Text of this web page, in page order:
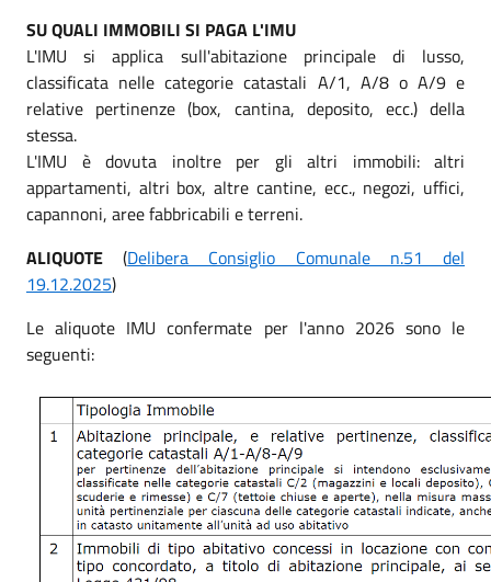
SU QUALI IMMOBILI SI PAGA L'IMU
L'IMU si applica sull'abitazione principale di lusso,
classificata nelle categorie catastali A/1, A/8 o A/9 e
relative pertinenze (box, cantina, deposito, ecc.) della
stessa.
L'IMU è dovuta inoltre per gli altri immobili: altri
appartamenti, altri box, altre cantine, ecc., negozi, uffici,
capannoni, aree fabbricabili e terreni.
ALIQUOTE(Delibera Consiglio Comunale n.51 del
19.12.2025)
Le aliquote IMU confermate per l'anno 2026 sono le
seguenti: